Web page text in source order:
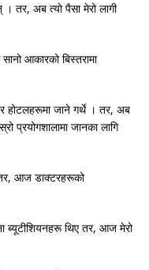
तर, अब त्यो पैसा मेरो लागी
आकारको बिस्तरामा
होटलहरूमा जाने गर्थे । तर, अब
प्रयोगशालामा जानका लागि
आज डाक्टरहरूको
ब्यूटीशियनहरू थिए तर, आज मेरो